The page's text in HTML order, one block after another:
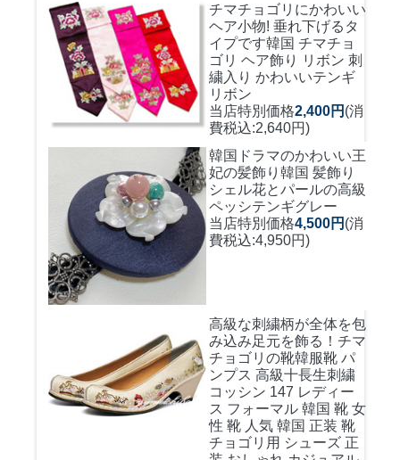
チマチョゴリにかわいい
ヘア小物! 垂れ下げるタ
イプです韓国 チマチョ
ゴリ ヘア飾り リボン 刺
繍入り かわいいテンギ
リボン
当店特別価格2,400円 (消
費税込:2,640円)
韓国ドラマのかわいい王
妃の髪飾り 韓国 髪飾り
シェル花とパールの高級
ペッシテンギグレー
当店特別価格4,500円 (消
費税込:4,950円)
高級な刺繍柄が全体を包
み込み足元を飾る！ チマ
チョゴリの靴韓服靴 パ
ンプス 高級十長生刺繍
コッシン 147 レディー
ス フォーマル 韓国 靴 女
性 靴 人気 韓国 正装 靴
チョゴリ用 シューズ 正